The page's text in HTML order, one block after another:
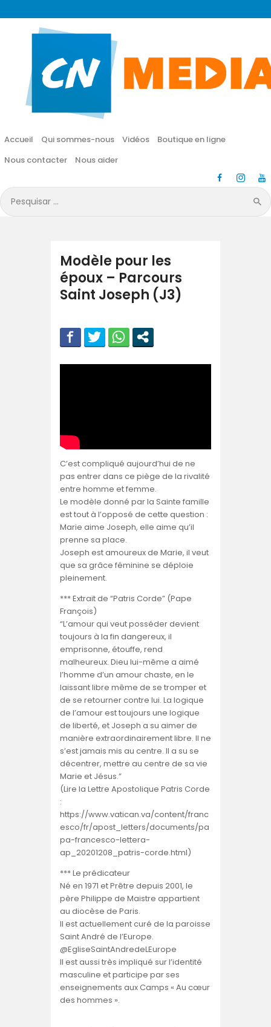
Accueil Qui sommes-nous Vidéos
Boutique en ligne
Nous contacter
Nous aider
Pesquisar
por:
CN MÉDIA
Une vie nouvelle en JESUS !
Accueil
Vidéos
Boutique en ligne
Nous aider
Modèle pour les
époux – Parcours
Saint Joseph (J3)
C’est compliqué aujourd’hui de ne
pas entrer dans ce piège de la rivalité
entre homme et femme.
Le modèle donné par la Sainte famille
est tout à l’opposé de cette question :
Marie aime Joseph, elle aime qu’il
prenne sa place.
Joseph est amoureux de Marie, il veut
que sa grâce féminine se déploie
pleinement.
*** Extrait de “Patris Corde” (Pape
François)
“L’amour qui veut posséder devient
toujours à la fin dangereux, il
emprisonne, étouffe, rend
malheureux. Dieu lui-même a aimé
l’homme d’un amour chaste, en le
laissant libre même de se tromper et
de se retourner contre lui. La logique
de l’amour est toujours une logique
de liberté, et Joseph a su aimer de
manière extraordinairement libre. Il ne
s’est jamais mis au centre. Il a su se
décentrer, mettre au centre de sa vie
Marie et Jésus.”
(Lire la Lettre Apostolique Patris Corde
:
https://www.vatican.va/content/franc
esco/fr/apost_letters/documents/pa
pa-francesco-lettera-
ap_20201208_patris-corde.html)
*** Le prédicateur
Né en 1971 et Prêtre depuis 2001, le
père Philippe de Maistre appartient
au diocèse de Paris.
Il est actuellement curé de la paroisse
Saint André de l’Europe.
@EgliseSaintAndredeLEurope
Il est aussi très impliqué sur l’identité
masculine et participe par ses
enseignements aux Camps « Au cœur
des hommes ».